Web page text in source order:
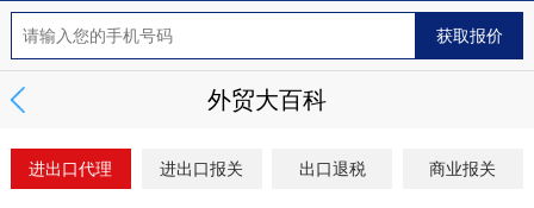
外贸大百科
进出口代理 进出口报关 出口退税 商业报关